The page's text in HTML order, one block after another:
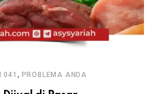
041 , PROBLEMA ANDA